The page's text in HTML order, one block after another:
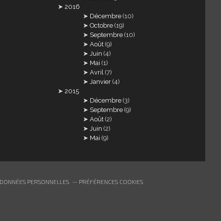
2016
Décembre (10)
Octobre (19)
Septembre (10)
Août (9)
Juin (4)
Mai (1)
Avril (7)
Janvier (4)
2015
Décembre (3)
Septembre (9)
Août (2)
Juin (2)
Mai (9)
PERSONNELLES PRÉFÉRENCES COOKIES